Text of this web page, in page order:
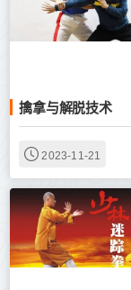
擒拿与解脱技术
2023-11-21